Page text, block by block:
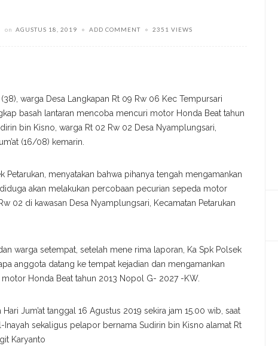
on AGUSTUS 18, 2019 ADD COMMENT 2351 VIEWS
warga Desa Langkapan Rt 09 Rw 06 Kec Tempursari
basah lantaran mencoba mencuri motor Honda Beat tahun
bin Kisno, warga Rt 02 Rw 02 Desa Nyamplungsari,
(16/08) kemarin.
Petarukan, menyatakan bahwa pihanya tengah mengamankan
akan melakukan percobaan pecurian sepeda motor
02 di kawasan Desa Nyamplungsari, Kecamatan Petarukan
warga setempat, setelah mene rima laporan, Ka Spk Polsek
anggota datang ke tempat kejadian dan mengamankan
Honda Beat tahun 2013 Nopol G- 2027 -KW.
Jum’at tanggal 16 Agustus 2019 sekira jam 15.00 wib, saat
sekaligus pelapor bernama Sudirin bin Kisno alamat Rt
Karyanto